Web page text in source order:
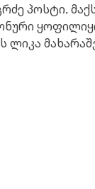
პოსტი.
ლიკა